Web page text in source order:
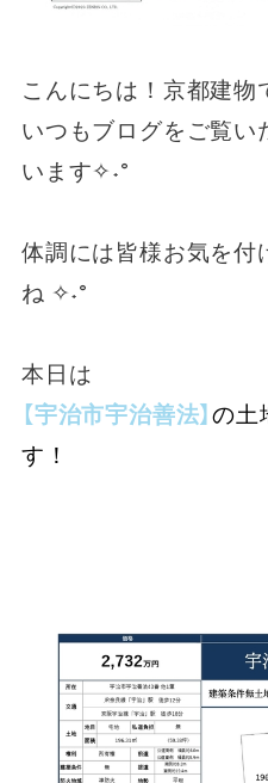
こんにちは！京都建物
いつもブログをご覧
います✧˖°
体調には皆様お気を付
ね ✧˖°
本日は
【宇治市宇治善法】の土
す！